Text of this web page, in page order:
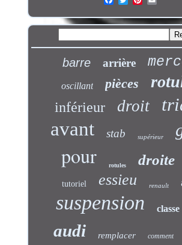
barre arrière
oscillant pièces
inférieur droit
avant stab supérieur
pour rotules droite
tutoriel essieu renault
suspension classe
audi remplacer comment